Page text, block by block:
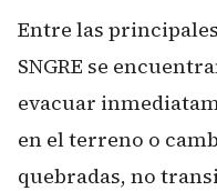
Entre las
SNGRE se
evacuar
en el terreno o
quebradas, no